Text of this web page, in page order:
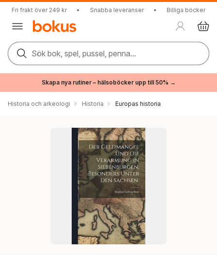
Fri frakt över 249 kr • Snabba leveranser • Billiga böcker
Sök bok, spel, pussel, penna...
Skapa nya rutiner – hälsoböcker upp till 50% →
Historia och arkeologi Historia Europas historia